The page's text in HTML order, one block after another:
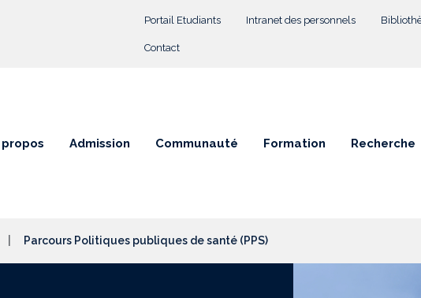
Menu Top
Portail Etudiants Intranet des personnels
Contact
propos Admission Communauté Formation Recherche
Parcours Politiques publiques de santé (PPS)